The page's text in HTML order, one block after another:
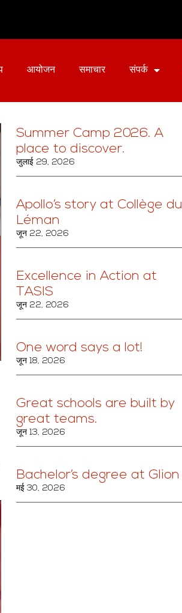
आयोजन समाचार संपर्क
Summer Camp 2026. A
place to discover.
जुलाई 29, 2026
Apollo’s story at Collège du
Léman
जून 22, 2026
Excellence in Action at
TASIS
जून 22, 2026
One word says a lot!
जून 18, 2026
Great schools are built by
great teams.
जून 13, 2026
Bachelor’s degree at Glion
मई 30, 2026